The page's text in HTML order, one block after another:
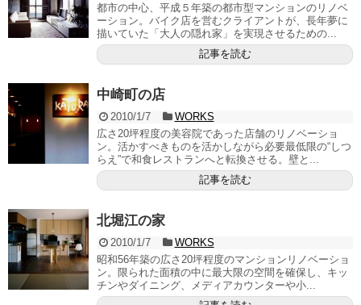
都市の中心、平成５年築の都市型マンションのリノベ
ーション。バイク店を営むクライアントが、長年夢に
描いていた「大人の隠れ家」を実現させるための...
記事を読む
中崎町の店
2010/1/7
WORKS
広さ20坪程度の美容院であった店舗のリノベーショ
ン。活かすべきものを活かしながら必要最低限の“しつ
らえ”で和食レストランへと転換させる。壁と...
記事を読む
北堀江の家
2010/1/7
WORKS
昭和56年築の広さ20坪程度のマンションリノベーショ
ン。限られた面積の中に最大限の空間を確保し、キッ
チンやダイニング、メディアカウンターや小...